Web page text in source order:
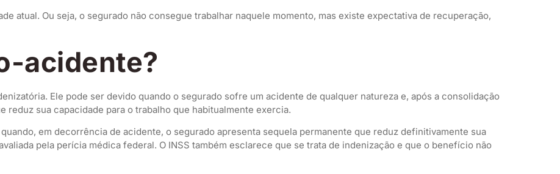
atual. Ou seja, o segurado não consegue trabalhar naquele momento, mas existe expectativa de recuperação,
acidente?
Ele pode ser devido quando o segurado sofre um acidente de qualquer natureza e, após a consolidação
reduz sua capacidade para o trabalho que habitualmente exercia.
em decorrência de acidente, o segurado apresenta sequela permanente que reduz definitivamente sua
pela perícia médica federal. O INSS também esclarece que se trata de indenização e que o benefício não